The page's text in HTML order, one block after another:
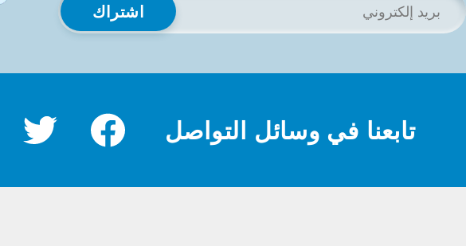
الإلكتروني
*
تابعنا في وسائل التواصل